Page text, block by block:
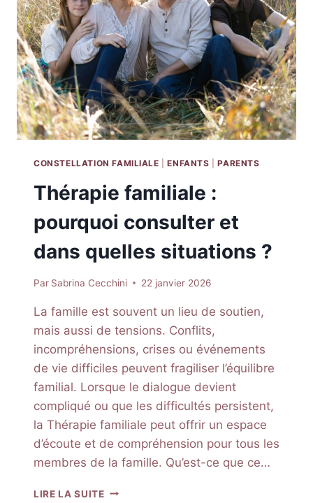
ENTRE
5
ET
ANS,
ET
PLUS
?
CONSTELLATION FAMILIALE |ENFANTS |PARENTS
Thérapie familiale :
pourquoi consulter et
dans quelles situations ?
Par Sabrina Cecchini 22 janvier 2026
La famille est souvent un lieu de soutien,
mais aussi de tensions. Conflits,
incompréhensions, crises ou événements
de vie difficiles peuvent fragiliser l’équilibre
familial. Lorsque le dialogue devient
compliqué ou que les difficultés persistent,
la Thérapie familiale peut offrir un espace
d’écoute et de compréhension pour tous les
membres de la famille. Qu’est-ce que ce…
LIRE LA SUITETHÉRAPIE